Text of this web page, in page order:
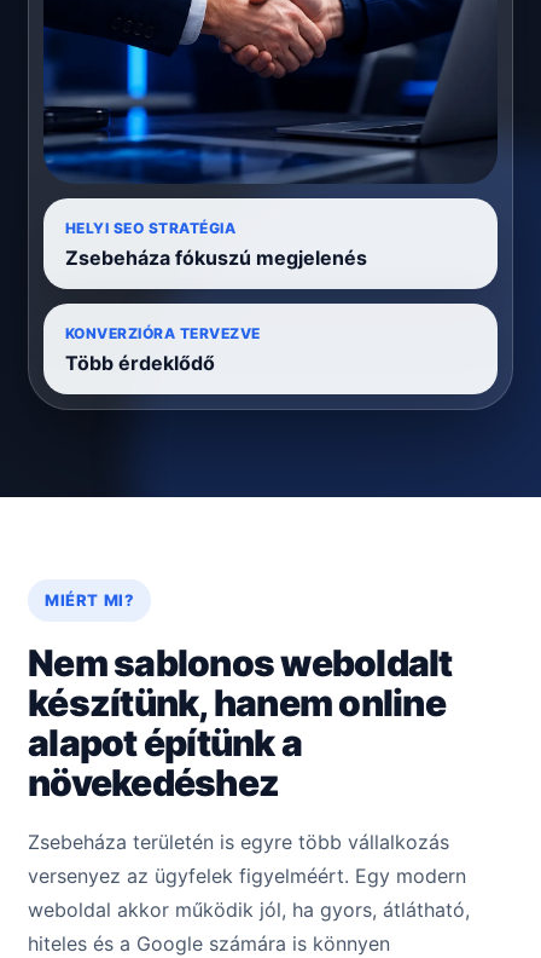
HELYI SEO STRATÉGIA
Zsebeháza fókuszú megjelenés
KONVERZIÓRA TERVEZVE
Több érdeklődő
MIÉRT MI?
Nem sablonos weboldalt
készítünk, hanem online
alapot építünk a
növekedéshez
Zsebeháza területén is egyre több vállalkozás
versenyez az ügyfelek figyelméért. Egy modern
weboldal akkor működik jól, ha gyors, átlátható,
hiteles és a Google számára is könnyen